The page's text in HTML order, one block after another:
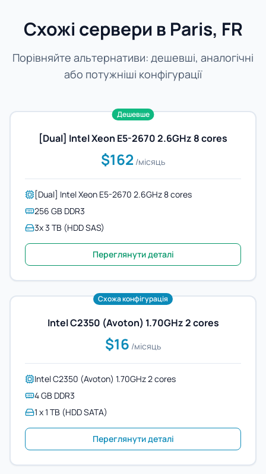
Схожі сервери в Paris, FR
Порівняйте альтернативи: дешевші, аналогічні
або потужніші конфігурації
Дешевше
[Dual] Intel Xeon E5-2670 2.6GHz 8 cores
$162 /місяць
[Dual] Intel Xeon E5-2670 2.6GHz 8 cores
256 GB DDR3
3x 3 TB (HDD SAS)
Переглянути деталі
Схожа конфігурація
Intel C2350 (Avoton) 1.70GHz 2 cores
$16 /місяць
Intel C2350 (Avoton) 1.70GHz 2 cores
4 GB DDR3
1 x 1 TB (HDD SATA)
Переглянути деталі